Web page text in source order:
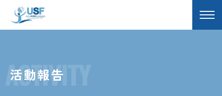
ACTIVITY
活動報告